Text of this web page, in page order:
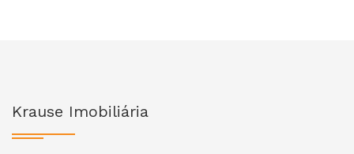
Krause Imobiliária